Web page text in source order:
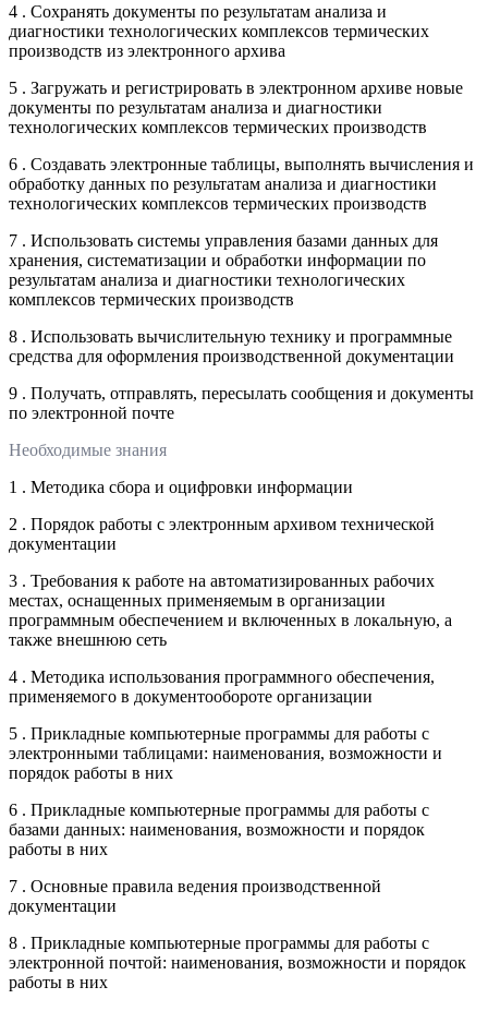
4 . Сохранять документы по результатам анализа и
диагностики технологических комплексов термических
производств из электронного архива
5 . Загружать и регистрировать в электронном архиве новые
документы по результатам анализа и диагностики
технологических комплексов термических производств
6 . Создавать электронные таблицы, выполнять вычисления и
обработку данных по результатам анализа и диагностики
технологических комплексов термических производств
7 . Использовать системы управления базами данных для
хранения, систематизации и обработки информации по
результатам анализа и диагностики технологических
комплексов термических производств
8 . Использовать вычислительную технику и программные
средства для оформления производственной документации
9 . Получать, отправлять, пересылать сообщения и документы
по электронной почте
Необходимые знания
1 . Методика сбора и оцифровки информации
2 . Порядок работы с электронным архивом технической
документации
3 . Требования к работе на автоматизированных рабочих
местах, оснащенных применяемым в организации
программным обеспечением и включенных в локальную, а
также внешнюю сеть
4 . Методика использования программного обеспечения,
применяемого в документообороте организации
5 . Прикладные компьютерные программы для работы с
электронными таблицами: наименования, возможности и
порядок работы в них
6 . Прикладные компьютерные программы для работы с
базами данных: наименования, возможности и порядок
работы в них
7 . Основные правила ведения производственной
документации
8 . Прикладные компьютерные программы для работы с
электронной почтой: наименования, возможности и порядок
работы в них